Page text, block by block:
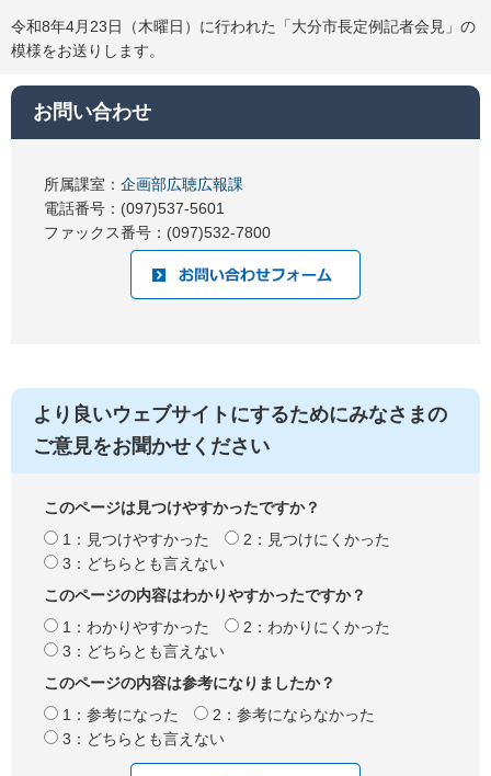
令和8年4月23日（木曜日）に行われた「大分市長定例記者会見」の
模様をお送りします。
お問い合わせ
所属課室： 企画部広聴広報課
電話番号：(097)537-5601
ファックス番号：(097)532-7800
より良いウェブサイトにするためにみなさまの
ご意見をお聞かせください
このページは見つけやすかったですか？
1：見つけやすかった
2：見つけにくかった
3：どちらとも言えない
このページの内容はわかりやすかったですか？
1：わかりやすかった
2：わかりにくかった
3：どちらとも言えない
このページの内容は参考になりましたか？
1：参考になった
2：参考にならなかった
3：どちらとも言えない